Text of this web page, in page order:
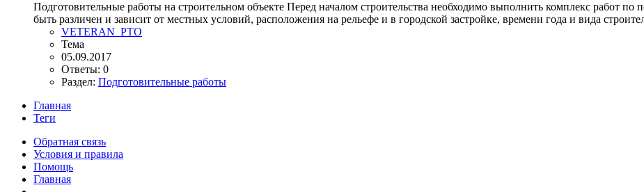
Подготовительные работы на строительном объекте Перед началом строительства необходимо выполнить комплекс работ по
быть различен и зависит от местных условий, расположения на рельефе и в городской застройке, времени года и вида
VETERAN_PTO
Тема
05.09.2017
Ответы: 0
Раздел: Подготовительные работы
Главная
Теги
Обратная связь
Условия и правила
Помощь
Главная